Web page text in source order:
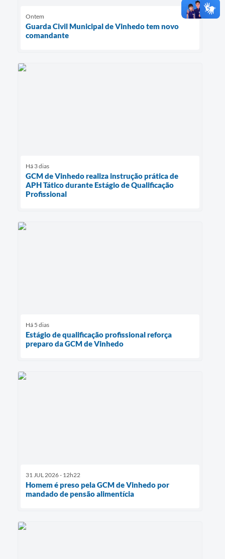
Ontem
Guarda Civil Municipal de Vinhedo tem novo
comandante
Há 3 dias
GCM de Vinhedo realiza instrução prática de
APH Tático durante Estágio de Qualificação
Profissional
Há 5 dias
Estágio de qualificação profissional reforça
preparo da GCM de Vinhedo
31 JUL 2026 - 12h22
Homem é preso pela GCM de Vinhedo por
mandado de pensão alimentícia